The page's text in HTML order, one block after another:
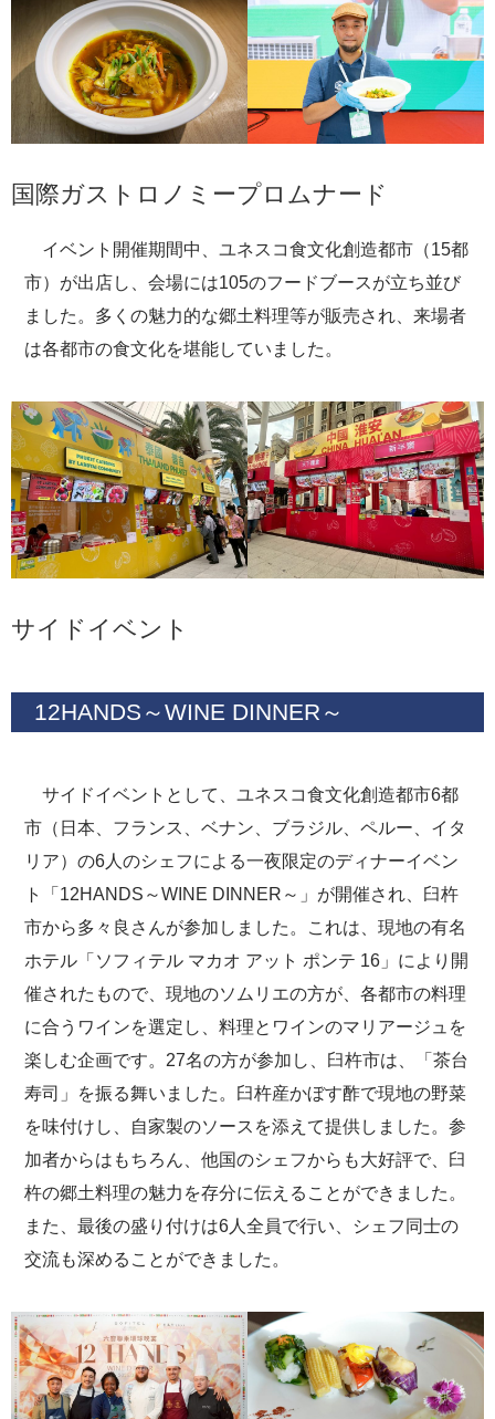
国際ガストロノミープロムナード
イベント開催期間中、ユネスコ食文化創造都市（15都
市）が出店し、会場には105のフードブースが立ち並び
ました。多くの魅力的な郷土料理等が販売され、来場者
は各都市の食文化を堪能していました。
サイドイベント
12HANDS～WINE DINNER～
サイドイベントとして、ユネスコ食文化創造都市6都
市（日本、フランス、ベナン、ブラジル、ペルー、イタ
リア）の6人のシェフによる一夜限定のディナーイベン
ト「12HANDS～WINE DINNER～」が開催され、臼杵
市から多々良さんが参加しました。これは、現地の有名
ホテル「ソフィテル マカオ アット ポンテ 16」により開
催されたもので、現地のソムリエの方が、各都市の料理
に合うワインを選定し、料理とワインのマリアージュを
楽しむ企画です。27名の方が参加し、臼杵市は、「茶台
寿司」を振る舞いました。臼杵産かぼす酢で現地の野菜
を味付けし、自家製のソースを添えて提供しました。参
加者からはもちろん、他国のシェフからも大好評で、臼
杵の郷土料理の魅力を存分に伝えることができました。
また、最後の盛り付けは6人全員で行い、シェフ同士の
交流も深めることができました。